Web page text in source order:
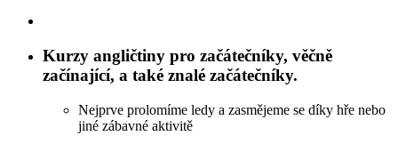
Kurzy angličtiny pro začátečníky, věčně
začínající, a také znalé začátečníky.
Nejprve prolomíme ledy a zasmějeme se díky hře nebo
jiné zábavné aktivitě